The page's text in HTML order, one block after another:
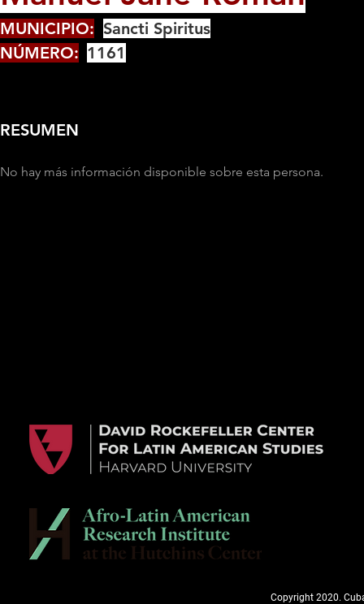
MUNICIPIO: Sancti Spiritus
NÚMERO: 1161
RESUMEN
No hay más información disponible sobre esta persona.
Copyright 2020.